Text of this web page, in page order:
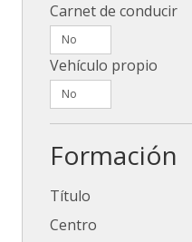
Carnet de conducir
Vehículo propio
Formación
Título
Centro